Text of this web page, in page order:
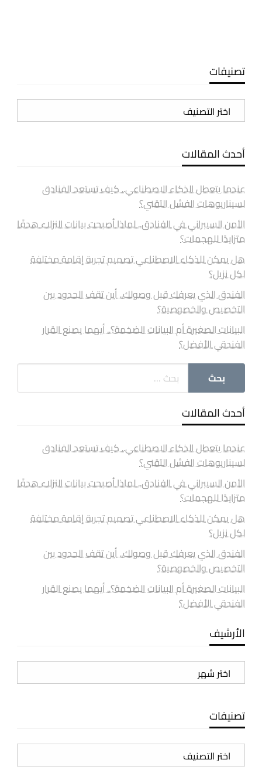
تصنيفات
تصنيفات
أحدث المقالات
عندما يتعطل الذكاء الاصطناعي.. كيف تستعد الفنادق
لسيناريوهات الفشل التقني؟
الأمن السيبراني في الفنادق.. لماذا أصبحت بيانات النزلاء هدفًا
متزايدًا للهجمات؟
هل يمكن للذكاء الاصطناعي تصميم تجربة إقامة مختلفة
لكل نزيل؟
الفندق الذي يعرفك قبل وصولك.. أين تقف الحدود بين
التخصيص والخصوصية؟
البيانات الصغيرة أم البيانات الضخمة؟.. أيهما يصنع القرار
الفندقي الأفضل؟
أحدث المقالات
عندما يتعطل الذكاء الاصطناعي.. كيف تستعد الفنادق
لسيناريوهات الفشل التقني؟
الأمن السيبراني في الفنادق.. لماذا أصبحت بيانات النزلاء هدفًا
متزايدًا للهجمات؟
هل يمكن للذكاء الاصطناعي تصميم تجربة إقامة مختلفة
لكل نزيل؟
الفندق الذي يعرفك قبل وصولك.. أين تقف الحدود بين
التخصيص والخصوصية؟
البيانات الصغيرة أم البيانات الضخمة؟.. أيهما يصنع القرار
الفندقي الأفضل؟
الأرشيف
الأرشيف
تصنيفات
تصنيفات